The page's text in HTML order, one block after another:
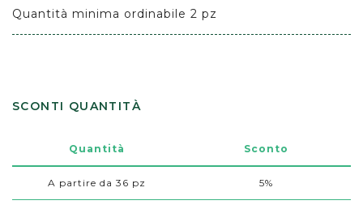
Quantità minima ordinabile 2 pz
SCONTI QUANTITÀ
Quantità Sconto
A partire da 36 pz 5%